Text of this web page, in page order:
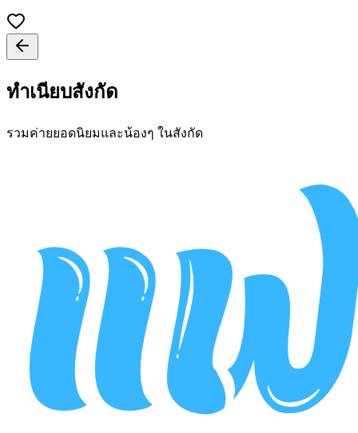
ทำเนียบสังกัด
รวมค่ายยอดนิยมและน้องๆ ในสังกัด